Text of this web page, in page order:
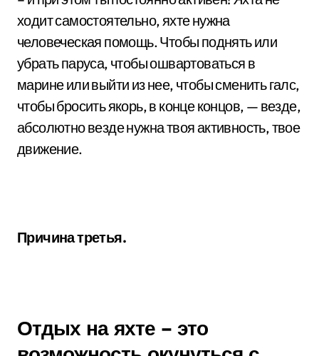
ходит самостоятельно, яхте нужна
человеческая помощь. Чтобы поднять или
убрать паруса, чтобы ошвартоваться в
марине или выйти из нее, чтобы сменить галс,
чтобы бросить якорь, в конце концов, — везде,
абсолютно везде нужна твоя активность, твое
движение.
Причина третья.
Отдых на яхте – это